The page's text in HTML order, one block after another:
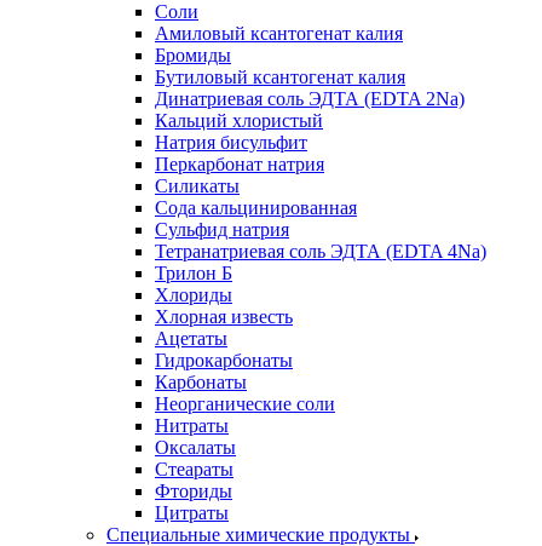
Соли
Амиловый ксантогенат калия
Бромиды
Бутиловый ксантогенат калия
Динатриевая соль ЭДТА (EDTA 2Na)
Кальций хлористый
Натрия бисульфит
Перкарбонат натрия
Силикаты
Сода кальцинированная
Сульфид натрия
Тетранатриевая соль ЭДТА (EDTA 4Na)
Трилон Б
Хлориды
Хлорная известь
Ацетаты
Гидрокарбонаты
Карбонаты
Неорганические соли
Нитраты
Оксалаты
Стеараты
Фториды
Цитраты
Специальные химические продукты